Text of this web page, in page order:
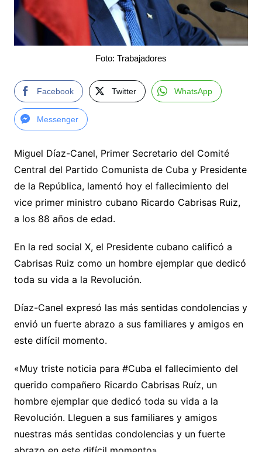
Foto: Trabajadores
Facebook Twitter WhatsApp
Messenger
Miguel Díaz-Canel, Primer Secretario del Comité
Central del Partido Comunista de Cuba y Presidente
de la República, lamentó hoy el fallecimiento del
vice primer ministro cubano Ricardo Cabrisas Ruiz,
a los 88 años de edad.
En la red social X, el Presidente cubano calificó a
Cabrisas Ruiz como un hombre ejemplar que dedicó
toda su vida a la Revolución.
Díaz-Canel expresó las más sentidas condolencias y
envió un fuerte abrazo a sus familiares y amigos en
este difícil momento.
«Muy triste noticia para #Cuba el fallecimiento del
querido compañero Ricardo Cabrisas Ruíz, un
hombre ejemplar que dedicó toda su vida a la
Revolución. Lleguen a sus familiares y amigos
nuestras más sentidas condolencias y un fuerte